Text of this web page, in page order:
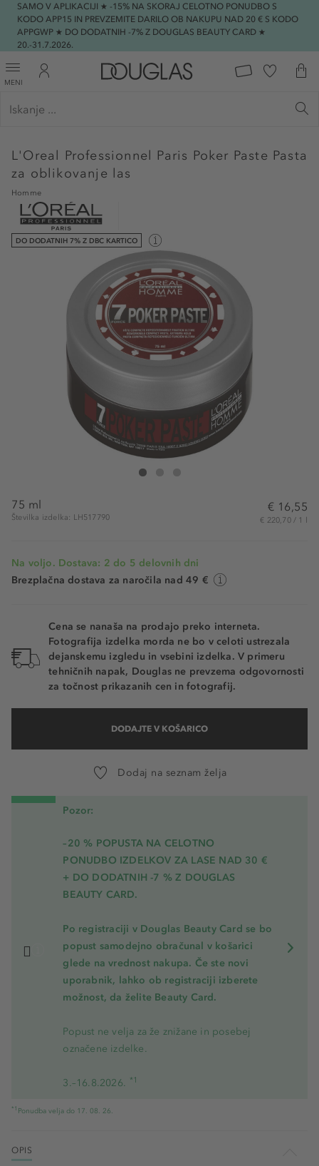
SAMO V APLIKACIJI ★ -15% NA SKORAJ CELOTNO PONUDBO S
KODO APP15 IN PREVZEMITE DARILO OB NAKUPU NAD 20 € S KODO
APPGWP ★ DO DODATNIH -7% Z DOUGLAS BEAUTY CARD ★
20.-31.7.2026.
MENI
L'Oreal Professionnel Paris Poker Paste Pasta
za oblikovanje las
Homme
DO DODATNIH 7% Z DBC KARTICO
L'Oreal Professionnel Paris Poker Paste
75 ml
Številka izdelka: LH517790
€ 16,55
€ 220,70 / 1 l
Na voljo. Dostava: 2 do 5 delovnih dni
Brezplačna dostava za naročila nad 49 €
Cena se nanaša na prodajo preko interneta.
Fotografija izdelka morda ne bo v celoti ustrezala
dejanskemu izgledu in vsebini izdelka. V primeru
tehničnih napak, Douglas ne prevzema odgovornosti
za točnost prikazanih cen in fotografij.
DODAJTE V KOŠARICO
Dodaj na seznam želja
Pozor:
–20 % POPUSTA NA CELOTNO
PONUDBO IZDELKOV ZA LASE NAD 30 €
+ DO DODATNIH -7 % Z DOUGLAS
BEAUTY CARD.
Po registraciji v Douglas Beauty Card se bo
popust samodejno obračunal v košarici
glede na vrednost nakupa. Če ste novi
uporabnik, lahko ob registraciji izberete
možnost, da želite Beauty Card.
Popust ne velja za že znižane in posebej
označene izdelke.
3.–16.8.2026. *1
*1 Ponudba velja do 17. 08. 26.
OPIS